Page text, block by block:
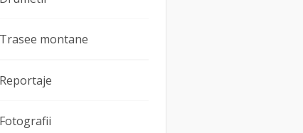
Trasee montane
Reportaje
Fotografii